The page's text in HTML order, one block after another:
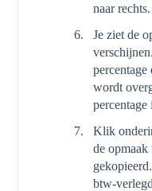
naar rechts.
Je ziet de
wordt
percentage
Klik
de opmaak
btw-